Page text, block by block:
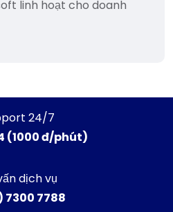
linh hoạt cho doanh
24/7
(1000 đ/phút)
dịch vụ
7300 7788